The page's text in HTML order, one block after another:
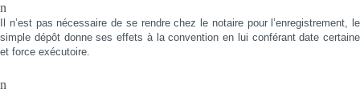
n
Il n’est pas nécessaire de se rendre chez le notaire pour l’enregistrement, le
simple dépôt donne ses effets à la convention en lui conférant date certaine
et force exécutoire.
n